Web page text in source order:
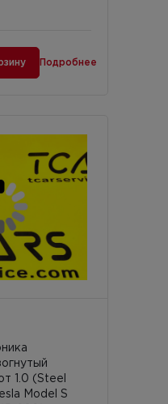
Подробнее
1.0 (Steel
Model S